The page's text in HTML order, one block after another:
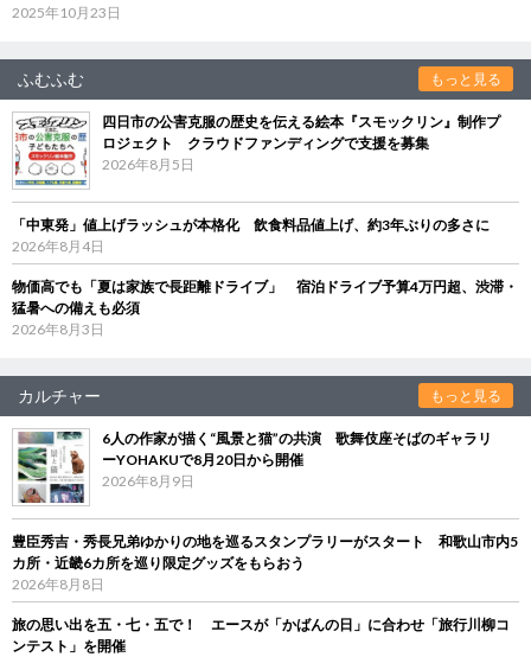
2025年10月23日
ふむふむ もっと見る
四日市の公害克服の歴史を伝える絵本『スモックリン』制作プ
ロジェクト クラウドファンディングで支援を募集
2026年8月5日
「中東発」値上げラッシュが本格化 飲食料品値上げ、約3年ぶりの多さに
2026年8月4日
物価高でも「夏は家族で長距離ドライブ」 宿泊ドライブ予算4万円超、渋滞・
猛暑への備えも必須
2026年8月3日
カルチャー もっと見る
6人の作家が描く“風景と猫”の共演 歌舞伎座そばのギャラリ
ーYOHAKUで8月20日から開催
2026年8月9日
豊臣秀吉・秀長兄弟ゆかりの地を巡るスタンプラリーがスタート 和歌山市内5
カ所・近畿6カ所を巡り限定グッズをもらおう
2026年8月8日
旅の思い出を五・七・五で！ エースが「かばんの日」に合わせ「旅行川柳コ
ンテスト」を開催